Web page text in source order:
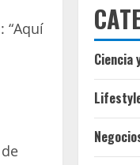
“Aquí
Ciencia